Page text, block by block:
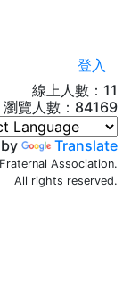
登入
線上人數：11
瀏覽人數： 84169
Translate
Association.
All rights reserved.